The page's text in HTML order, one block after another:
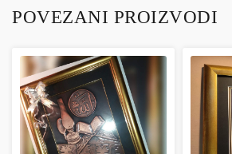
POVEZANI PROIZVODI